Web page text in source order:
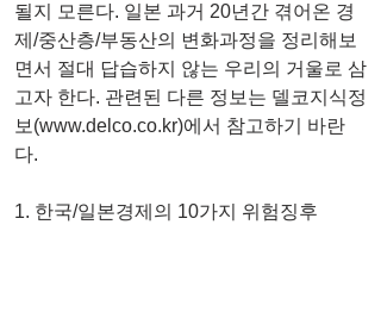
될지 모른다. 일본 과거 20년간 겪어온 경
제/중산층/부동산의 변화과정을 정리해보
면서 절대 답습하지 않는 우리의 거울로 삼
고자 한다. 관련된 다른 정보는 델코지식정
보(www.delco.co.kr)에서 참고하기 바란
다.
1. 한국/일본경제의 10가지 위험징후